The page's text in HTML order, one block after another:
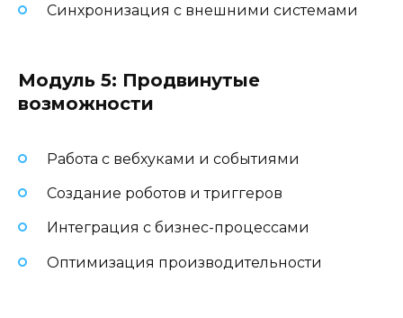
Синхронизация с внешними системами
Модуль 5: Продвинутые
возможности
Работа с вебхуками и событиями
Создание роботов и триггеров
Интеграция с бизнес-процессами
Оптимизация производительности